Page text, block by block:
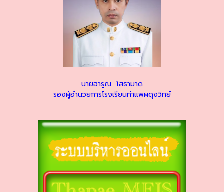
นายฮารูณ โสธามาด
รองผู้อำนวยการโรงเรียนท่าแพผดุงวิทย์